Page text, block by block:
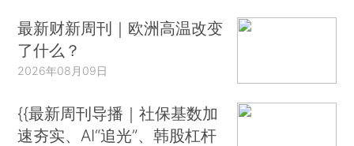
最新财新周刊｜欧洲高温改变
了什么？
2026年08月09日
{{最新周刊导播｜社保基数加
速夯实、AI“追光”、韩股杠杆